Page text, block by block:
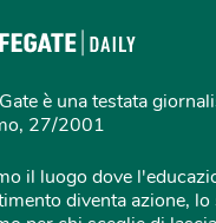
è una testata
27/2001
il luogo dove
diventa azione,